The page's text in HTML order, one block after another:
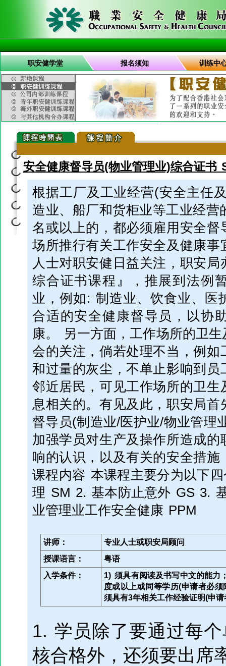
职安健学堂 报名须知 训练中
安全健康督导员(物业管理业)综合证书
根据工厂及工业经营(安全主任
造业、船厂和货柜业等工业经营
名或以上的，都必须雇用安全督
场所推行有关工作安全及健康事
人士对职安健日益关注，职安
综合证书课程』，推展到法例
业，例如: 制造业、饮食业、医
合适的安全健康督导员，以协
康。 另一方面，工作场所的卫
会的关注，倘若处理不当，例如
和过量的灰尘，不单止影响到员
邻近居民，可见工作场所的卫生
息相关的。有见及此，职安局首
督导员(制造业/医护业/物业管理
加强学员对生产及操作所造成的
响的认识，以及有关的安全措
课程内容 本课程主要分为以下
理 SM 2. 基本防止意外 GS 3.
业管理业工作安全健康 PPM
讲师：
专业人士或职安局顾问
授课语言：
粤语
入学条件：
1) 须具有阅读及书写中文的能力
度或以上或同等学历(申请者必
须具有3年相关工作经验证明(申
1. 学员除了要通过每
核合格外，还须要出席